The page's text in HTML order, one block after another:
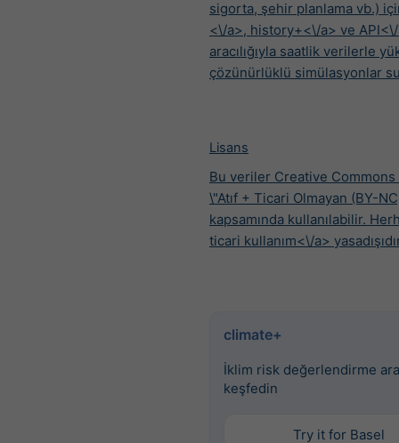
sigorta, şehir planlama vb.)
<\/a>, history+<\/a> ve
aracılığıyla saatlik verilerle
çözünürlüklü simülasyonlar
Lisans
Bu veriler Creative Commons
\"Atıf + Ticari Olmayan (BY-
kapsamında kullanılabilir.
ticari kullanım<\/a>
climate+
İklim risk değerlendirme
keşfedin
Try it for Basel